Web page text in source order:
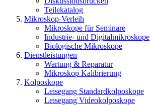
Teilekatalog
Mikroskop-Verleih
Mikroskope für Seminare
Industrie- und Digitalmikroskope
Biologische Mikroskope
Dienstleistungen
Wartung & Reparatur
Mikroskop Kalibrierung
Kolposkope
Leisegang Standardkolposkope
Leisegang Videokolposkope